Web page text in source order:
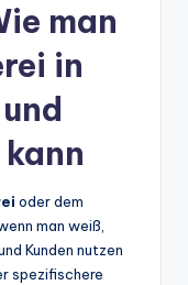
man
in
kann
oder dem
man weiß,
Kunden nutzen
spezifischere